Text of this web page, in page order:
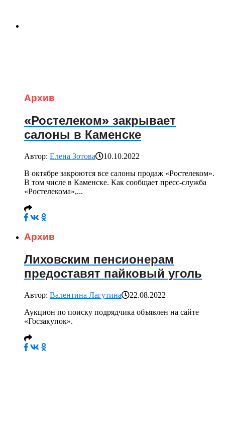
Архив
«Ростелеком» закрывает
салоны в Каменске
Автор: Елена Зотова
10.10.2022
В октябре закроются все салоны продаж «Ростелеком».
В том числе в Каменске. Как сообщает пресс-служба
«Ростелекома»,...
Архив
Лиховским пенсионерам
предоставят пайковый уголь
Автор: Валентина Лагутина
22.08.2022
Аукцион по поиску подрядчика объявлен на сайте
«Госзакупок».